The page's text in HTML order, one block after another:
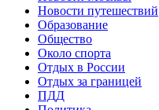
Новости путешествий
Образование
Общество
Около спорта
Отдых в России
Отдых за границей
ПДД